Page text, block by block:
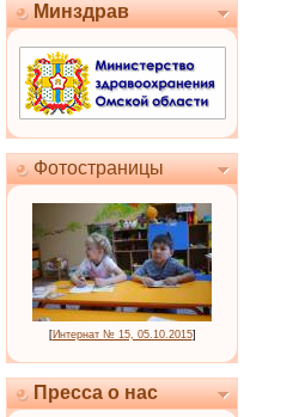
Минздрав
Фотостраницы
[Интернат № 15, 05.10.2015]
Пресса о нас